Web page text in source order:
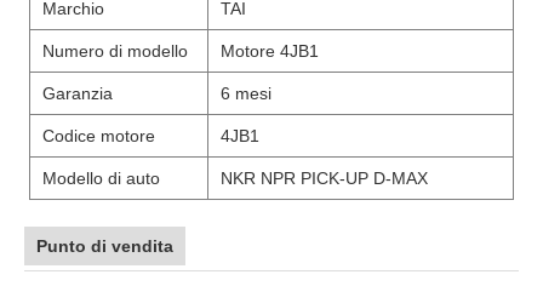
Marchio TAI
Numero di modello Motore 4JB1
Garanzia 6 mesi
Codice motore 4JB1
Modello di auto NKR NPR PICK-UP D-MAX
Punto di vendita